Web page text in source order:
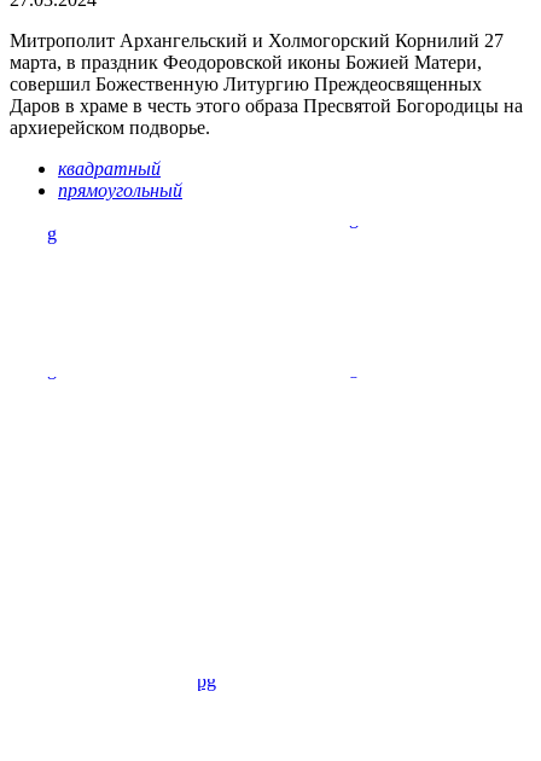
Митрополит Архангельский и Холмогорский Корнилий 27
марта, в праздник Феодоровской иконы Божией Матери,
совершил Божественную Литургию Преждеосвященных
Даров в храме в честь этого образа Пресвятой Богородицы на
архиерейском подворье.
квадратный
прямоугольный